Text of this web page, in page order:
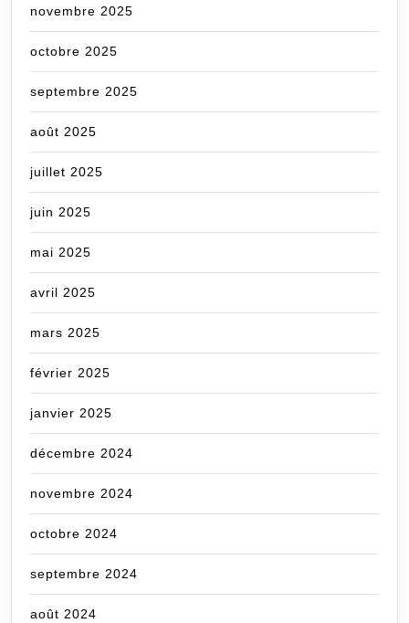
novembre 2025
octobre 2025
septembre 2025
août 2025
juillet 2025
juin 2025
mai 2025
avril 2025
mars 2025
février 2025
janvier 2025
décembre 2024
novembre 2024
octobre 2024
septembre 2024
août 2024